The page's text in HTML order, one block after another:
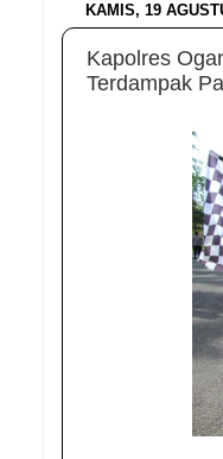
KAMIS, 19
Kapolres
Terdampak